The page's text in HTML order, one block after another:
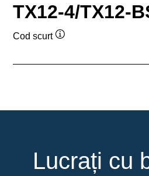
TX12-4/TX12-
Cod scurt
Lucrați cu